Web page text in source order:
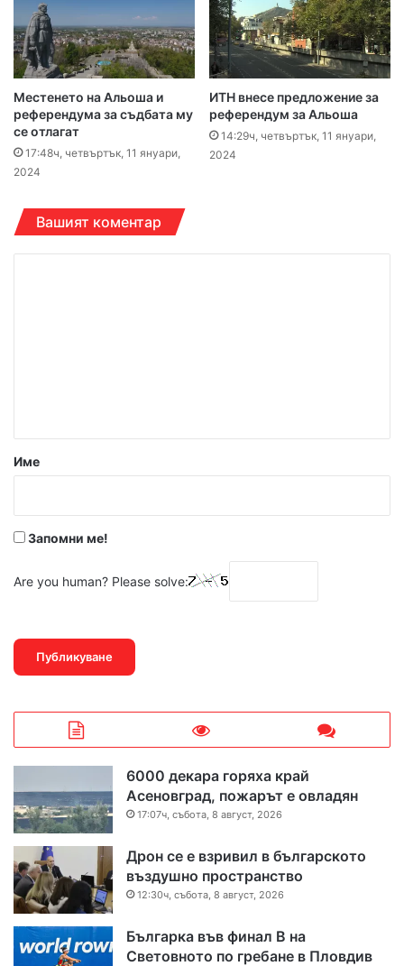
Местенето на Альоша и
референдума за съдбата му
се отлагат
17:48ч, четвъртък, 11 януари,
2024
ИТН внесе предложение за
референдум за Альоша
14:29ч, четвъртък, 11 януари,
2024
Вашият коментар
р
Име
Запомни ме!
Are you human? Please solve:
6000 декара горяха край
Асеновград, пожарът е овладян
17:07ч, събота, 8 август, 2026
Дрон се е взривил в българското
въздушно пространство
12:30ч, събота, 8 август, 2026
Българка във финал B на
Световното по гребане в Пловдив